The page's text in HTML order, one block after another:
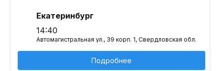
Екатеринбург
14:40
Автомагистральная ул., 39 корп. 1, Свердловская обл.
Подробнее